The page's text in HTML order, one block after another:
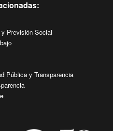
Previsión Social
Pública y Transparencia